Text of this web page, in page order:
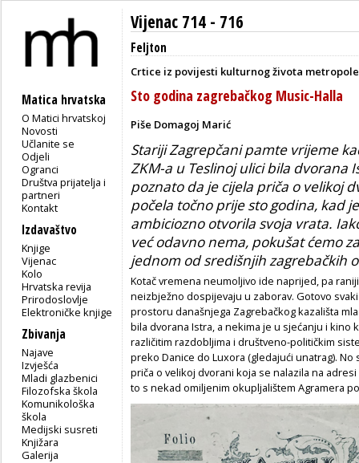
Matica hrvatska
O Matici hrvatskoj
Novosti
Učlanite se
Odjeli
Ogranci
Društva prijatelja i
partneri
Kontakt
Izdavaštvo
Knjige
Vijenac
Kolo
Hrvatska revija
Prirodoslovlje
Elektroničke knjige
Zbivanja
Najave
Izvješća
Mladi glazbenici
Filozofska škola
Komunikološka
škola
Medijski susreti
Knjižara
Galerija
Vijenac 714 - 716
Feljton
Crtice iz povijesti kulturnog života metropole
Sto godina zagrebačkog Music-Halla
Piše Domagoj Marić
Stariji Zagrepčani pamte vrijeme
ZKM-a u Teslinoj ulici bila dvorana
poznato da je cijela priča o velikoj
počela točno prije sto godina, kad
ambiciozno otvorila svoja vrata.
već odavno nema, pokušat ćemo
jednom od središnjih zagrebačkih
Kotač vremena neumoljivo ide naprijed, pa
neizbježno dospijevaju u zaborav. Gotovo
prostoru današnjega Zagrebačkog kazališta
bila dvorana Istra, a nekima je u sjećanju i
različitim razdobljima i društveno-političkim
preko Danice do Luxora (gledajući unatrag).
priča o velikoj dvorani koja se nalazila na
to s nekad omiljenim okupljalištem Agramera